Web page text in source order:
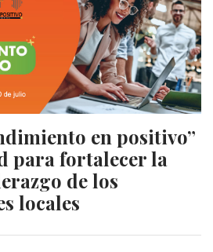
en positivo”
para fortalecer la
de los
locales